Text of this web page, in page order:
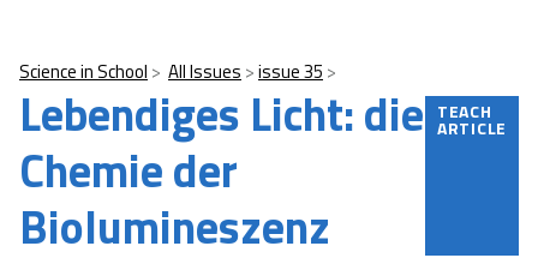
Science in School All Issues issue 35
Lebendiges Licht: die
Chemie der
Biolumineszenz
TEACH
ARTICLE